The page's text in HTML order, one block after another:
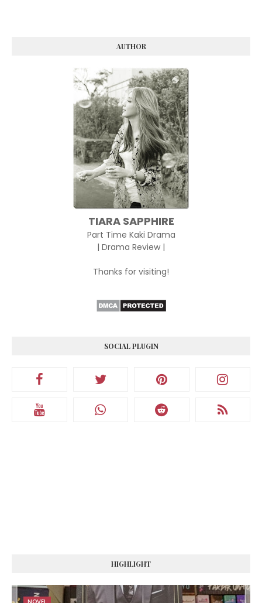
AUTHOR
TIARA SAPPHIRE
Part Time Kaki Drama
| Drama Review |
Thanks for visiting!
SOCIAL PLUGIN
HIGHLIGHT